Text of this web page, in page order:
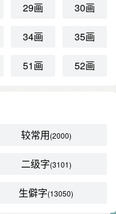
29画 30画
34画 35画
51画 52画
较常用(2000)
二级字(3101)
生僻字(13050)